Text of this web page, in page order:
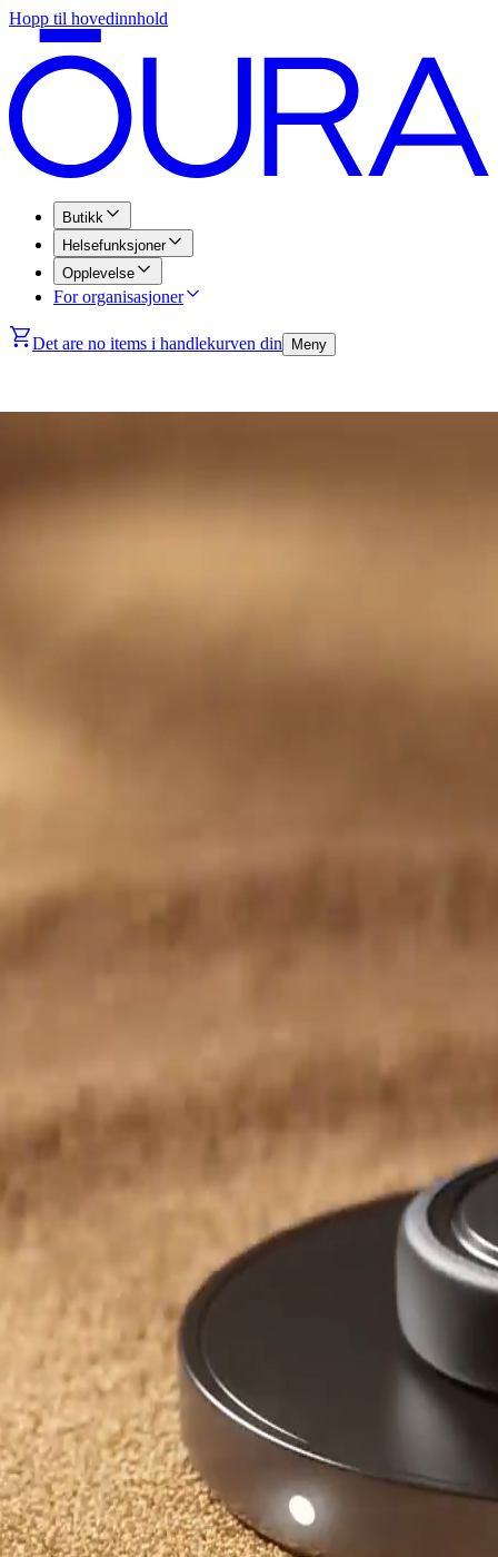
Hopp til hovedinnhold
Butikk
Helsefunksjoner
Opplevelse
For organisasjoner
Det are no items i handlekurven din Meny